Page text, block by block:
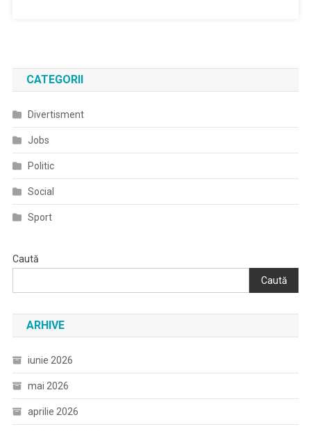
CATEGORII
Divertisment
Jobs
Politic
Social
Sport
Caută
Caută
ARHIVE
iunie 2026
mai 2026
aprilie 2026